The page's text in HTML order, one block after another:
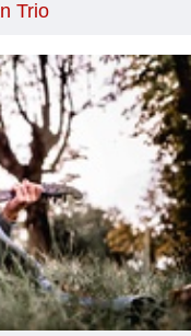
Trio